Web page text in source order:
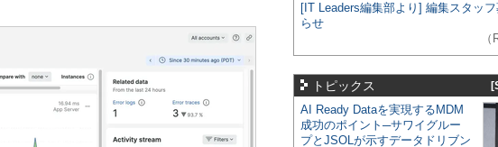
[IT Leaders編集部より] 編集スタッ
らせ
トピックス
AI Ready Dataを実現するMDM
成功のポイント─サワイグルー
プとJSOLが示すデータドリブン